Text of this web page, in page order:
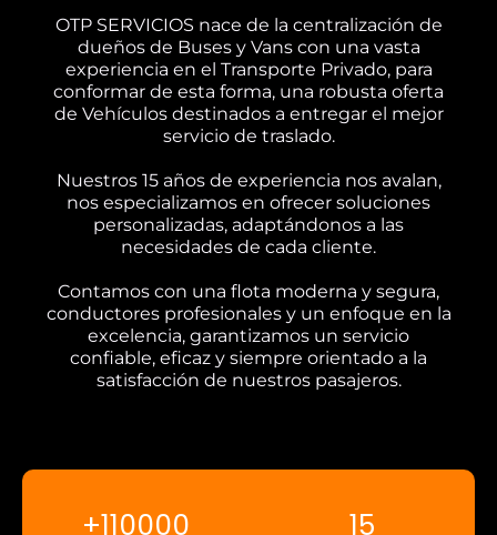
OTP SERVICIOS nace de la centralización de
dueños de Buses y Vans con una vasta
experiencia en el Transporte Privado, para
conformar de esta forma, una robusta oferta
de Vehículos destinados a entregar el mejor
servicio de traslado.
Nuestros 15 años de experiencia nos avalan,
nos especializamos en ofrecer soluciones
personalizadas, adaptándonos a las
necesidades de cada cliente.
Contamos con una flota moderna y segura,
conductores profesionales y un enfoque en la
excelencia, garantizamos un servicio
confiable, eficaz y siempre orientado a la
satisfacción de nuestros pasajeros.
+110000 15